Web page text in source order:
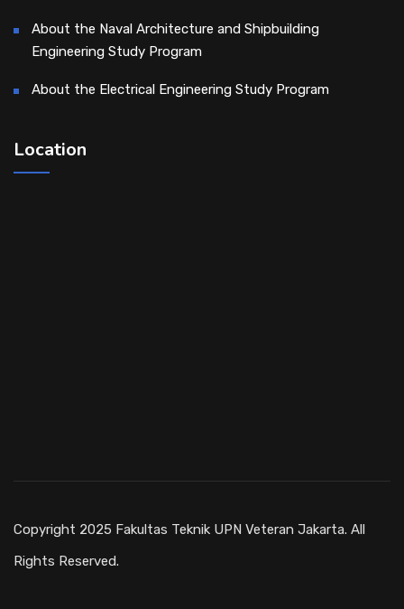
About the Naval Architecture and Shipbuilding
Engineering Study Program
About the Electrical Engineering Study Program
Location
Copyright 2025 Fakultas Teknik UPN Veteran Jakarta. All
Rights Reserved.